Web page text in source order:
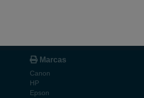
Marcas
Canon
HP
Epson